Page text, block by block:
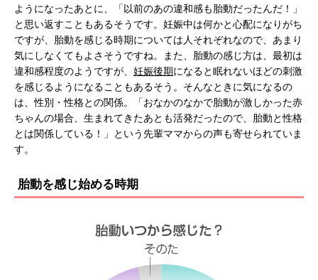
ようになったあとに、「以前のあの違和感も胎動だったんだ！」
と思い返すこともあるそうです。妊娠中は何かと心配になりがち
ですが、胎動を感じる時期については人それぞれなので、あまり
気にしなくてもよさそうですね。また、胎動の感じ方は、最初は
違和感程度のようですが、 妊娠後期になると眠れないほどの刺激
を感じるようになることもあるそう。そんなときに気になるの
は、性別・性格との関係。「おなかのなかで胎動が激しかった赤
ちゃんの場合、生まれてきたあとも活発だったので、胎動と性格
とは関係している！」という先輩ママからの声も寄せられていま
す。
胎動を感じ始める時期